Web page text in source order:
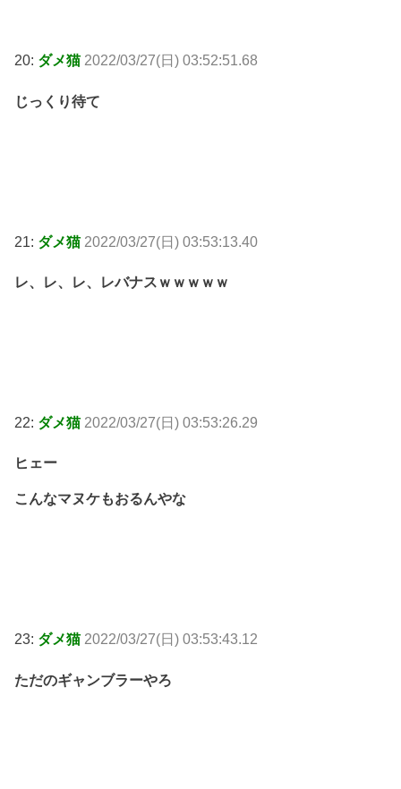
20: ダメ猫 2022/03/27(日) 03:52:51.68
じっくり待て
21: ダメ猫 2022/03/27(日) 03:53:13.40
レ、レ、レ、レバナスｗｗｗｗｗ
22: ダメ猫 2022/03/27(日) 03:53:26.29
ヒェー
こんなマヌケもおるんやな
23: ダメ猫 2022/03/27(日) 03:53:43.12
ただのギャンブラーやろ